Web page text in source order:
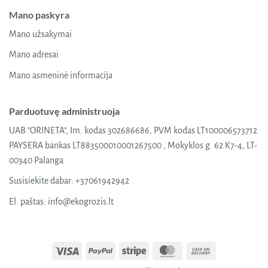
Mano paskyra
Mano užsakymai
Mano adresai
Mano asmeninė informacija
Parduotuvę administruoja
UAB "ORINETA", Im. kodas 302686686, PVM kodas LT100006573712
PAYSERA bankas LT883500010001267500 , Mokyklos g. 62 K7-4, LT-
00340 Palanga
Susisiekite dabar: +37061942942
El. paštas: info@ekogrozis.lt
Visa PayPal Stripe MasterCard